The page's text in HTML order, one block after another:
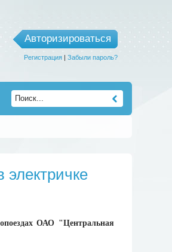
Авторизироваться
Регистрация| Забыли пароль?
ОАО "Центральная